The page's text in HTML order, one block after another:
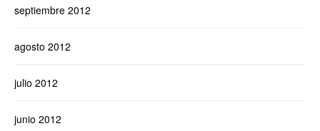
septiembre 2012
agosto 2012
julio 2012
junio 2012